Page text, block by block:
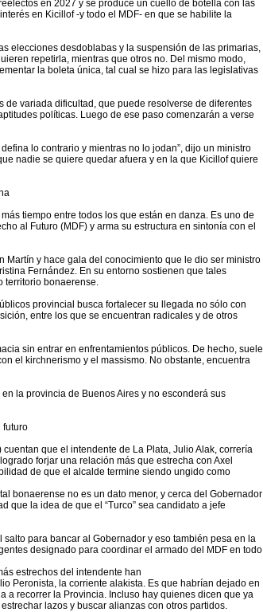
en 2027 y se produce un cuello de botella con las
en Kicillof -y todo el MDF- en que se habilite la
elecciones desdoblabas y la suspensión de las primarias,
repetirla, mientras que otros no. Del mismo modo,
la boleta única, tal cual se hizo para las legislativas
variada dificultad, que puede resolverse de diferentes
políticas. Luego de ese paso comenzarán a verse
lo contrario y mientras no lo jodan”, dijo un ministro
nadie se quiere quedar afuera y en la que Kicillof quiere
tiempo entre todos los que están en danza. Es uno de
al Futuro (MDF) y arma su estructura en sintonía con el
y hace gala del conocimiento que le dio ser ministro
Fernández. En su entorno sostienen que tales
territorio bonaerense.
provincial busca fortalecer su llegada no sólo con
entre los que se encuentran radicales y de otros
sin entrar en enfrentamientos públicos. De hecho, suele
el kirchnerismo y el massismo. No obstante, encuentra
la provincia de Buenos Aires y no esconderá sus
futuro
que el intendente de La Plata, Julio Alak, correría
forjar una relación más que estrecha con Axel
de que el alcalde termine siendo ungido como
bonaerense no es un dato menor, y cerca del Gobernador
que la idea de que el “Turco” sea candidato a jefe
para bancar al Gobernador y eso también pesa en la
designado para coordinar el armado del MDF en todo
estrechos del intendente han
Peronista, la corriente alakista. Es que habrían dejado en
a recorrer la Provincia. Incluso hay quienes dicen que ya
lazos y buscar alianzas con otros partidos.